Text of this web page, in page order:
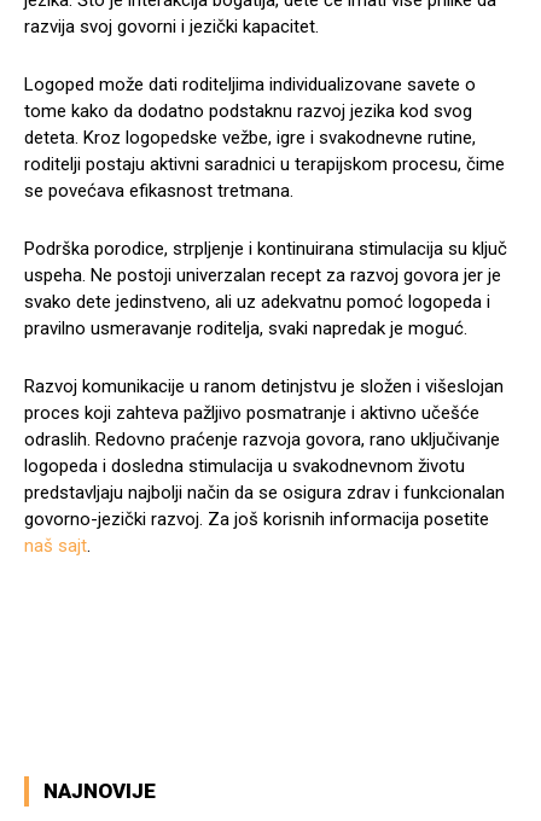
razvija svoj govorni i jezički kapacitet.
Logoped može dati roditeljima individualizovane savete o
tome kako da dodatno podstaknu razvoj jezika kod svog
deteta. Kroz logopedske vežbe, igre i svakodnevne rutine,
roditelji postaju aktivni saradnici u terapijskom procesu, čime
se povećava efikasnost tretmana.
Podrška porodice, strpljenje i kontinuirana stimulacija su ključ
uspeha. Ne postoji univerzalan recept za razvoj govora jer je
svako dete jedinstveno, ali uz adekvatnu pomoć logopeda i
pravilno usmeravanje roditelja, svaki napredak je moguć.
Razvoj komunikacije u ranom detinjstvu je složen i višeslojan
proces koji zahteva pažljivo posmatranje i aktivno učešće
odraslih. Redovno praćenje razvoja govora, rano uključivanje
logopeda i dosledna stimulacija u svakodnevnom životu
predstavljaju najbolji način da se osigura zdrav i funkcionalan
govorno-jezički razvoj. Za još korisnih informacija posetite
naš sajt.
NAJNOVIJE